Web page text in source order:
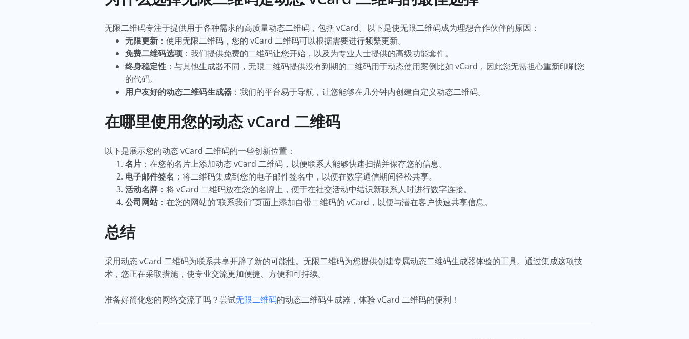
无限二维码专注于提供用于各种需求的高质量动态二维码，包括 vCard。以下是使无限二维码成为理想合作伙伴的原因：
无限更新 ：使用无限二维码，您的 vCard 二维码可以根据需要进行频繁更新。
免费二维码选项 ：我们提供免费的二维码让您开始，以及为专业人士提供的高级功能套件。
终身稳定性 ：与其他生成器不同，无限二维码提供没有到期的二维码用于动态使用案例比如 vCard，因此您无需担心重新印刷您
的代码。
用户友好的动态二维码生成器 ：我们的平台易于导航，让您能够在几分钟内创建自定义动态二维码。
在哪里使用您的动态 vCard 二维码
以下是展示您的动态 vCard 二维码的一些创新位置：
名片 ：在您的名片上添加动态 vCard 二维码，以便联系人能够快速扫描并保存您的信息。
电子邮件签名 ：将二维码集成到您的电子邮件签名中，以便在数字通信期间轻松共享。
活动名牌 ：将 vCard 二维码放在您的名牌上，便于在社交活动中结识新联系人时进行数字连接。
公司网站：在您的网站的“联系我们”页面上添加自带二维码的 vCard，以便与潜在客户快速共享信息。
总结
采用动态 vCard 二维码为联系共享开辟了新的可能性。无限二维码为您提供创建专属动态二维码生成器体验的工具。通过集成这项技
术，您正在采取措施，使专业交流更加便捷、方便和可持续。
准备好简化您的网络交流了吗？尝试无限二维码的动态二维码生成器，体验 vCard 二维码的便利！